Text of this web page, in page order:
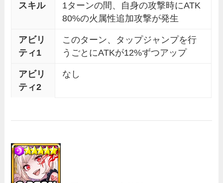
スキル
1ターンの間、自身の攻撃時にATK
80%の火属性追加攻撃が発生
アビリ
ティ1
このターン、タップジャンプを行
うごとにATKが12%ずつアップ
アビリ
ティ2
なし